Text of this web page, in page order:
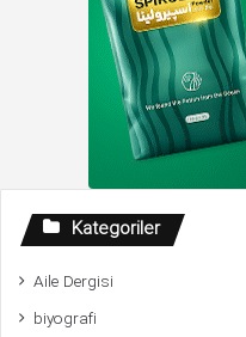
Kategoriler
Aile Dergisi
biyografi